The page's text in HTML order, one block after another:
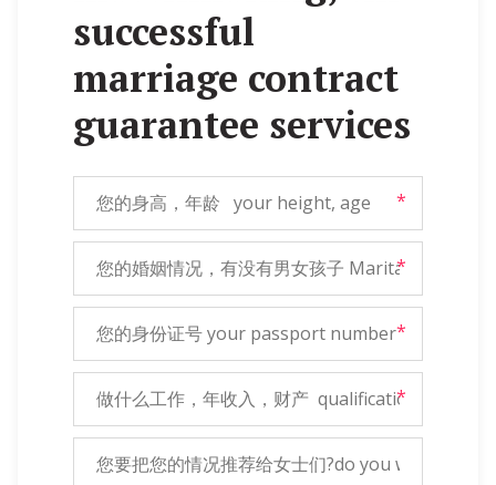
successful
marriage contract
guarantee services
*
*
*
*